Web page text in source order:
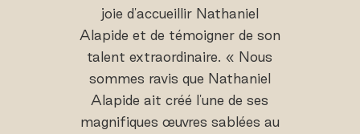
joie d'accueillir Nathaniel
Alapide et de témoigner de son
talent extraordinaire. « Nous
sommes ravis que Nathaniel
Alapide ait créé l'une de ses
magnifiques œuvres sablées au